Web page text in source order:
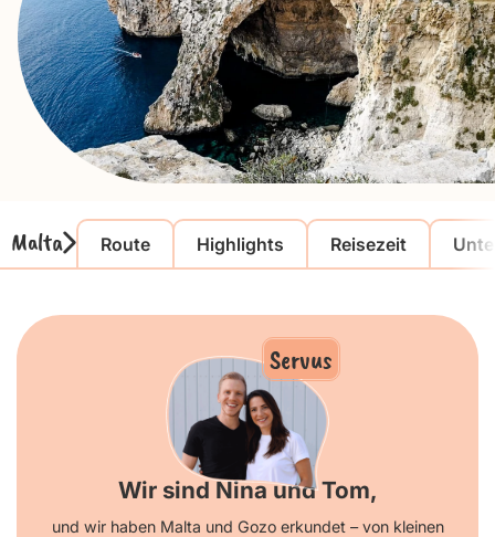
Malta Route Highlights Reisezeit
Servus
Wir sind Nina und Tom,
und wir haben Malta und Gozo erkundet – von kleinen